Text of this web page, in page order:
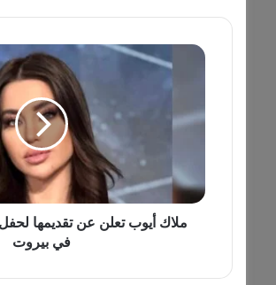
م
ك
ب
ت
ع
ملاك أيوب تعلن عن تقديمها
في بيروت